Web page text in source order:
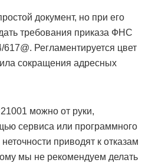
документ, но при его
требования приказа ФНС
Регламентируется цвет
сокращения адресных
можно от руки,
сервиса или программного
приводят к отказам
мы не рекомендуем делать